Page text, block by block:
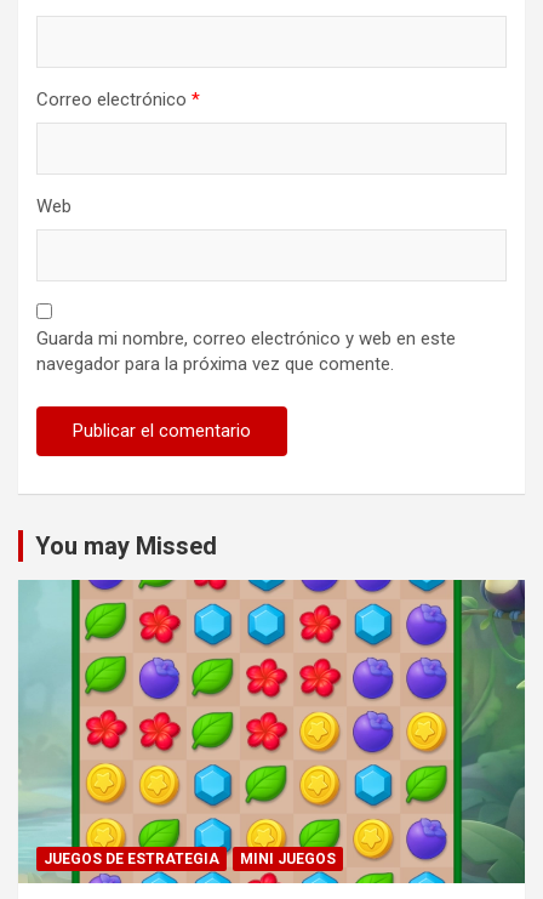
Correo electrónico *
Web
Guarda mi nombre, correo electrónico y web en este
navegador para la próxima vez que comente.
You may Missed
JUEGOS DE ESTRATEGIA MINI JUEGOS